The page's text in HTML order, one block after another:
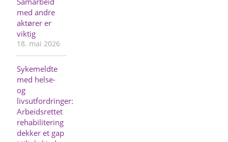
med andre
aktører er
viktig
18. mai 2026
Sykemeldte
med helse-
og
livsutfordringer:
Arbeidsrettet
rehabilitering
dekker et gap